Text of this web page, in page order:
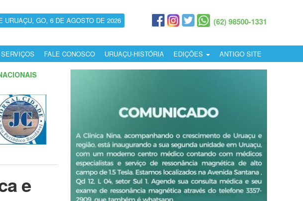
URUAÇU, GO, 6 DE AGOSTO DE 2026 (62) 98500-1331
SERVIÇOS FALE CONOSCO URUAÇU-HISTÓRIA EDIÇÕES ANTIGO SITE
e